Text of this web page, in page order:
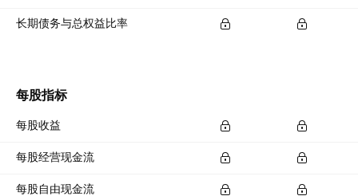
长期债务与总权益比率
每股指标
每股收益
每股经营现金流
每股自由现金流